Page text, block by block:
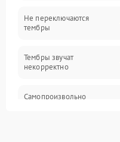
Аудио
Оптика
Не переключаются
тембры
Тембры звучат
некорректно
Самопроизвольно